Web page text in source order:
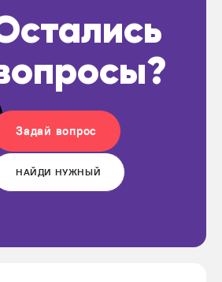
Задай вопрос
НАЙДИ НУЖНЫЙ